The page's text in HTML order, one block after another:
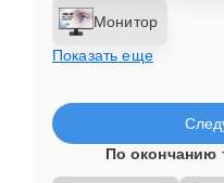
Монитор
Показать еще
По окончанию